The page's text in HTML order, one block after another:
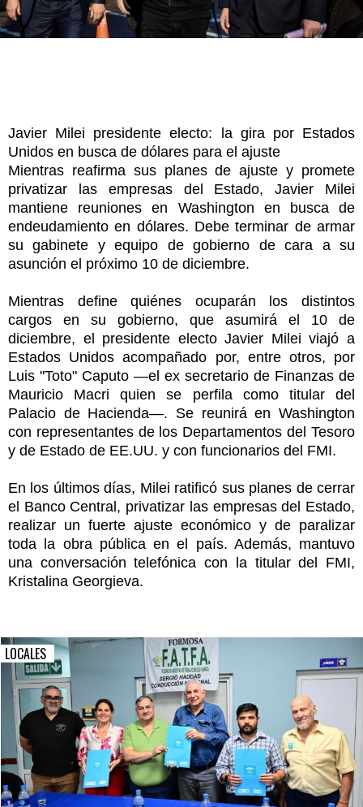
Javier Milei presidente electo: la gira por Estados
Unidos en busca de dólares para el ajuste
Mientras reafirma sus planes de ajuste y promete
privatizar las empresas del Estado, Javier Milei
mantiene reuniones en Washington en busca de
endeudamiento en dólares. Debe terminar de armar
su gabinete y equipo de gobierno de cara a su
asunción el próximo 10 de diciembre.
Mientras define quiénes ocuparán los distintos
cargos en su gobierno, que asumirá el 10 de
diciembre, el presidente electo Javier Milei viajó a
Estados Unidos acompañado por, entre otros, por
Luis "Toto" Caputo —el ex secretario de Finanzas de
Mauricio Macri quien se perfila como titular del
Palacio de Hacienda—. Se reunirá en Washington
con representantes de los Departamentos del Tesoro
y de Estado de EE.UU. y con funcionarios del FMI.
En los últimos días, Milei ratificó sus planes de cerrar
el Banco Central, privatizar las empresas del Estado,
realizar un fuerte ajuste económico y de paralizar
toda la obra pública en el país. Además, mantuvo
una conversación telefónica con la titular del FMI,
Kristalina Georgieva.
LOCALES